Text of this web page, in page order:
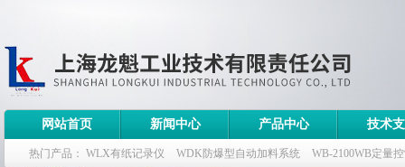
网站首页 新闻中心 产品中心 技术
热门产品： WLX有纸记录仪 WDK防爆型自动加料系统 WB-2100WB定量